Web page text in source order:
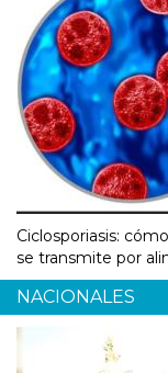
Ciclosporiasis:
se transmite por
NACIONALES